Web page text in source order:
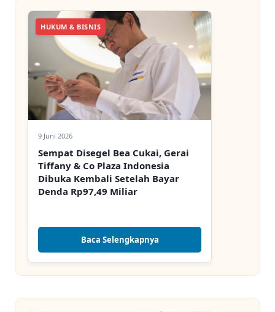
HUKUM & BISNIS
9 Juni 2026
Sempat Disegel Bea Cukai, Gerai
Tiffany & Co Plaza Indonesia
Dibuka Kembali Setelah Bayar
Denda Rp97,49 Miliar
Baca Selengkapnya